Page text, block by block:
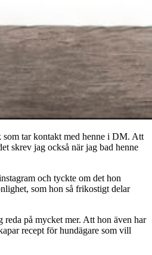
som tar kontakt med henne i DM. Att
skrev jag också när jag bad henne
och tyckte om det hon
som hon så frikostigt delar
på mycket mer. Att hon även har
recept för hundägare som vill